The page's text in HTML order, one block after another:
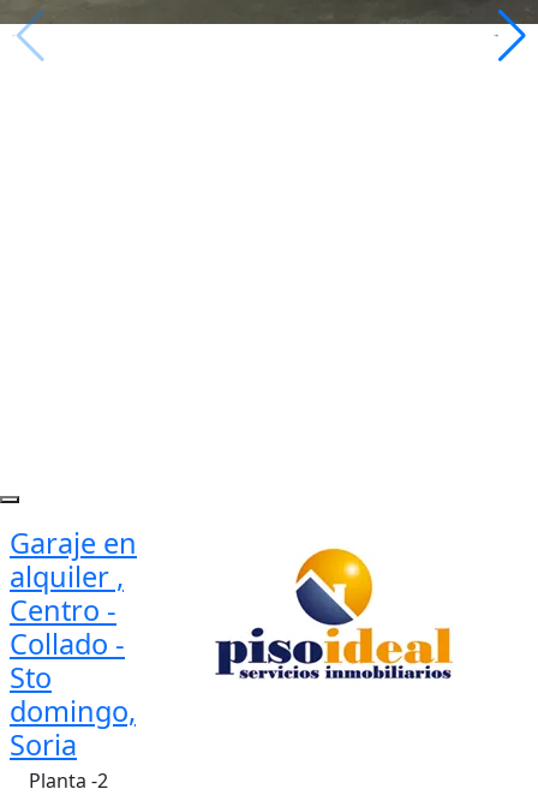
Garaje en
alquiler ,
Centro -
Collado -
Sto
domingo,
Soria
Planta -2